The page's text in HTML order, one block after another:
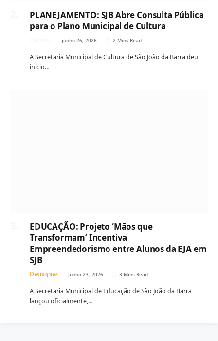
PLANEJAMENTO: SJB Abre Consulta Pública
para o Plano Municipal de Cultura
junho 26, 2026 2 Mins Read
A Secretaria Municipal de Cultura de São João da Barra deu
início…
EDUCAÇÃO: Projeto ‘Mãos que
Transformam’ Incentiva
Empreendedorismo entre Alunos da EJA em
SJB
Destaques junho 23, 2026 3 Mins Read
A Secretaria Municipal de Educação de São João da Barra
lançou oficialmente,…